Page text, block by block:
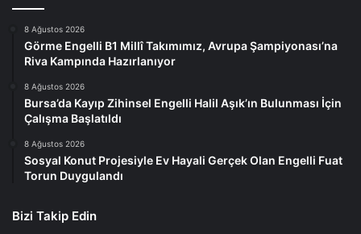
8 Ağustos 2026
Görme Engelli B1 Millî Takımımız, Avrupa Şampiyonası’na
Riva Kampında Hazırlanıyor
8 Ağustos 2026
Bursa’da Kayıp Zihinsel Engelli Halil Aşık’ın Bulunması İçin
Çalışma Başlatıldı
8 Ağustos 2026
Sosyal Konut Projesiyle Ev Hayali Gerçek Olan Engelli Fuat
Torun Duygulandı
Bizi Takip Edin